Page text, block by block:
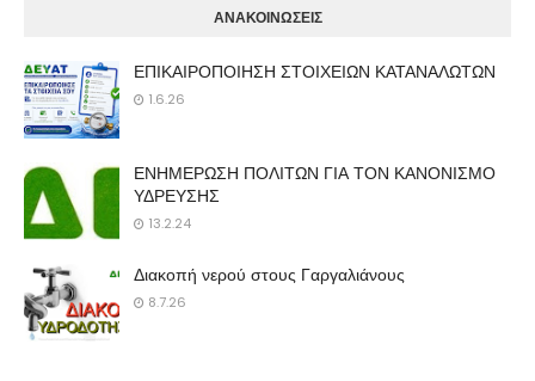
ΑΝΑΚΟΙΝΩΣΕΙΣ
ΕΠΙΚΑΙΡΟΠΟΙΗΣΗ ΣΤΟΙΧΕΙΩΝ ΚΑΤΑΝΑΛΩΤΩΝ
1.6.26
ΕΝΗΜΕΡΩΣΗ ΠΟΛΙΤΩΝ ΓΙΑ ΤΟΝ ΚΑΝΟΝΙΣΜΟ
ΥΔΡΕΥΣΗΣ
13.2.24
Διακοπή νερού στους Γαργαλιάνους
8.7.26